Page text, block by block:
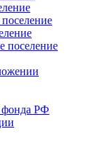
поселение
поселение
фонда РФ